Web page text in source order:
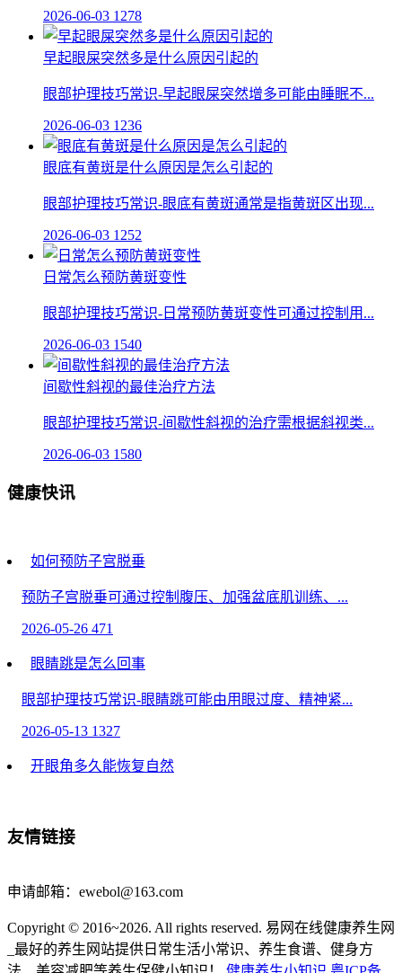
2026-06-03 1278
早起眼屎突然多是什么原因引起的
眼部护理技巧常识-早起眼屎突然增多可能由睡眠不...
2026-06-03 1236
眼底有黄斑是什么原因是怎么引起的
眼部护理技巧常识-眼底有黄斑通常是指黄斑区出现...
2026-06-03 1252
日常怎么预防黄斑变性
眼部护理技巧常识-日常预防黄斑变性可通过控制用...
2026-06-03 1540
间歇性斜视的最佳治疗方法
眼部护理技巧常识-间歇性斜视的治疗需根据斜视类...
2026-06-03 1580
健康快讯
如何预防子宫脱垂
预防子宫脱垂可通过控制腹压、加强盆底肌训练、...
2026-05-26 471
眼睛跳是怎么回事
眼部护理技巧常识-眼睛跳可能由用眼过度、精神紧...
2026-05-13 1327
开眼角多久能恢复自然
2026-04-27
人民网北京4月27日电 （记者乔业琼）据中疾控微信公...
2026-04-27 1747
友情链接
申请邮箱：ewebol@163.com
Copyright © 2016~2026. All rights reserved. 易网在线健康养生网
_最好的养生网站提供日常生活小常识、养生食谱、健身方